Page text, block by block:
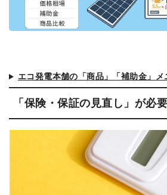
エコ発電本舗の「商品」「補助金」メ
「保険・保証の見直し」が必